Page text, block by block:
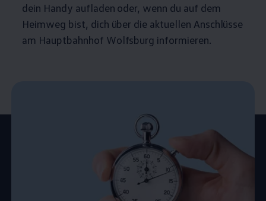
dein Handy aufladen oder, wenn du auf dem
Heimweg bist, dich über die aktuellen Anschlüsse
am Hauptbahnhof Wolfsburg informieren.